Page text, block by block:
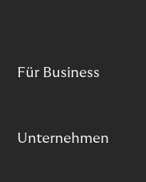
Für Business
Unternehmen